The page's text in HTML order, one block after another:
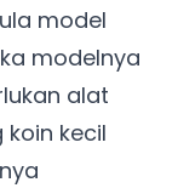
model
modelnya
alat
kecil